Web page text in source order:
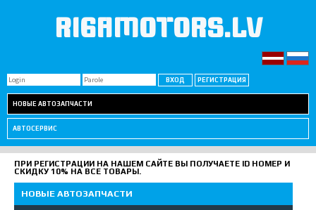
RIGAMOTORS.LV
НОВЫЕ АВТОЗАПЧАСТИ
АВТОСЕРВИС
ПРИ РЕГИСТРАЦИИ НА НАШЕМ САЙТЕ ВЫ ПОЛУЧАЕТЕ ID НОМЕР И
СКИДКУ 10% НА ВСЕ ТОВАРЫ.
НОВЫЕ АВТОЗАПЧАСТИ